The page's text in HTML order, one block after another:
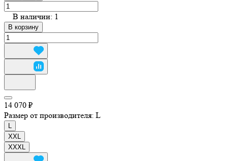
В наличии: 1
В корзину
14 070 ₽
Размер от производителя: L
XXL
XXXL